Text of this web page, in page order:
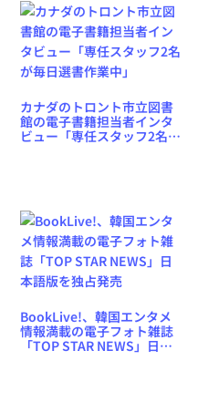
カナダのトロント市立図書
館の電子書籍担当者インタ
ビュー「専任スタッフ2名が
BookLive!、韓国エンタメ
情報満載の電子フォト雑誌
「TOP STAR NEWS」日本